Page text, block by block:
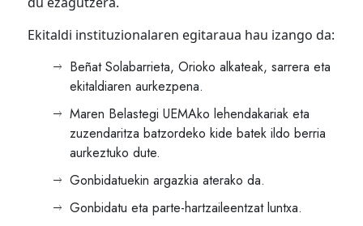
Ekitaldi instituzionalaren egitaraua hau izango da:
Beñat Solabarrieta, Orioko alkateak, sarrera eta
ekitaldiaren aurkezpena.
Maren Belastegi UEMAko lehendakariak eta
zuzendaritza batzordeko kide batek ildo berria
aurkeztuko dute.
Gonbidatuekin argazkia aterako da.
Gonbidatu eta parte-hartzaileentzat luntxa.